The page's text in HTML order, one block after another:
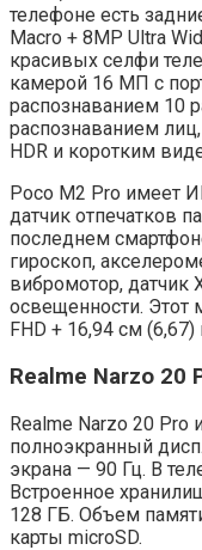
телефоне есть
Macro + 8MP Ultra
красивых селфи
камерой 16 МП с
распознаванием 10
распознаванием
HDR и коротким
Poco M2 Pro имеет
датчик отпечатков
последнем
гироскоп,
вибромотор, датчик
освещенности. Этот
FHD + 16,94 см
Realme Narzo 20
Realme Narzo 20
полноэкранный
экрана — 90 Гц. В
Встроенное
128 ГБ. Объем
карты microSD.